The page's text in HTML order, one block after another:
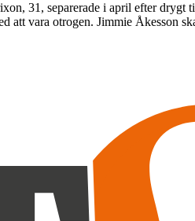
31, separerade i april efter
att vara otrogen. Jimmie Åkesson